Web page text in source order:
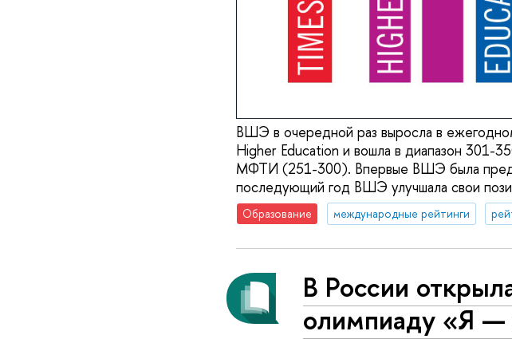
ВШЭ в очередной раз выросла в
Higher Education и вошла в диапазон 301-
МФТИ (251-300). Впервые ВШЭ была
последующий год ВШЭ улучшала свои
Образование международные рейтинги
В России
олимпиаду «Я —